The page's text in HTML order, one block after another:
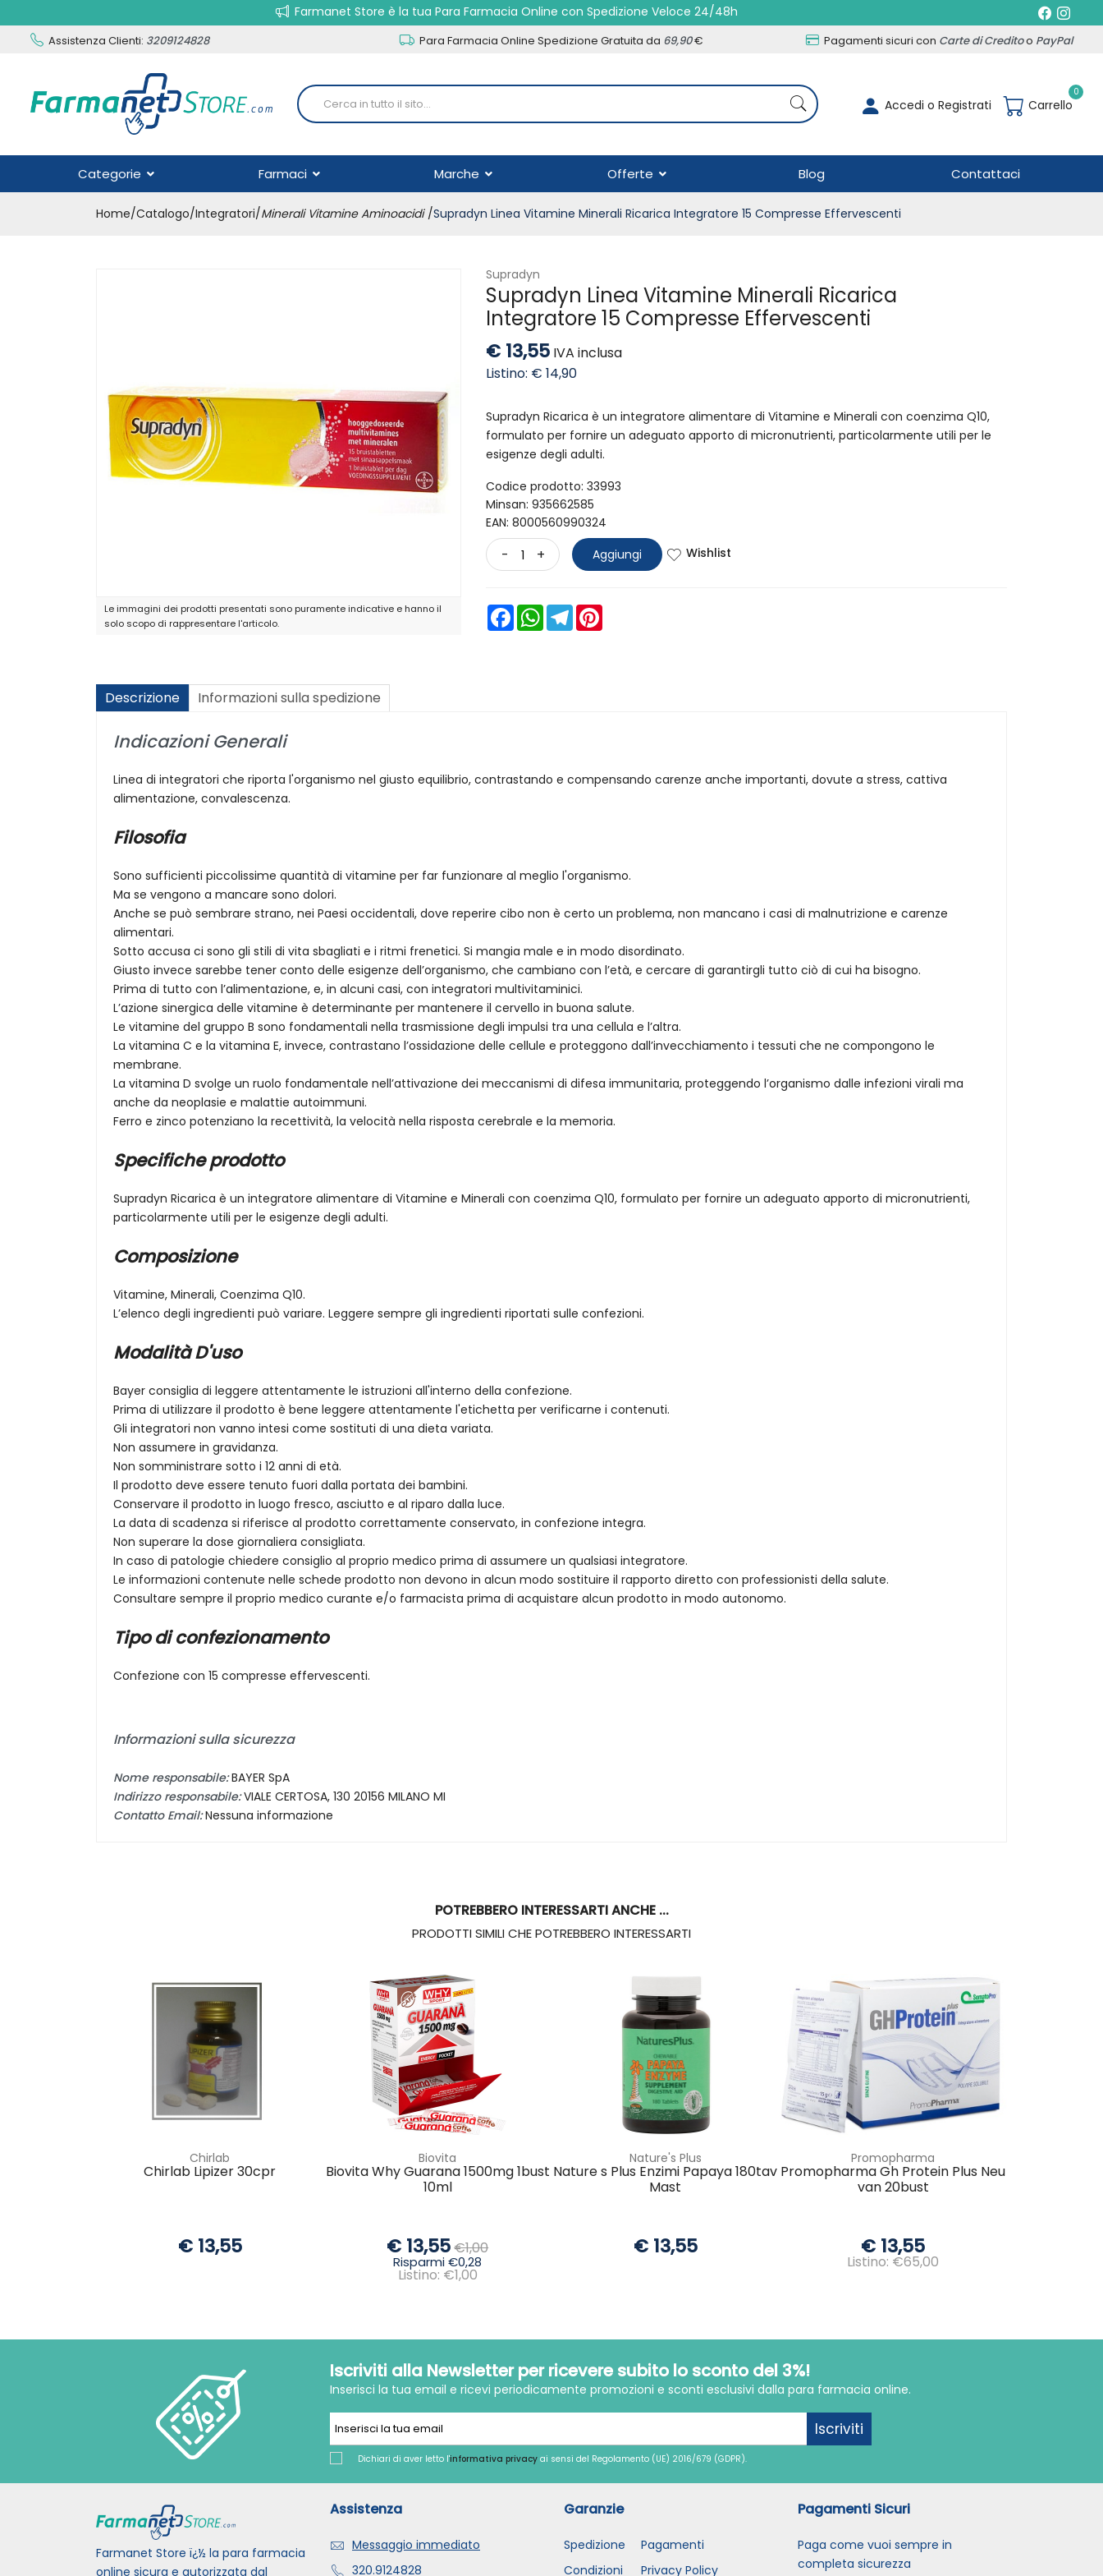
Farmanet Store è la tua Para Farmacia Online con Spedizione Veloce 24/48h
Assistenza Clienti: 3209124828 Para Farmacia Online Spedizione Gratuita da 69,90€ Pagamenti sicuri con Carte di Creditoo PayPal
Accedi o Registrati Carrello
0
Categorie Farmaci Marche Offerte Blog Contattaci
Home Catalogo/Integratori/Minerali Vitamine Aminoacidi Supradyn Linea Vitamine Minerali Ricarica Integratore 15 Compresse Effervescenti
Le immagini dei prodotti presentati sono puramente indicative e hanno il
solo scopo di rappresentare l'articolo.
Supradyn
Supradyn Linea Vitamine Minerali Ricarica
Integratore 15 Compresse Effervescenti
€ 13,55 IVA inclusa
Listino: € 14,90
Supradyn Ricarica è un integratore alimentare di Vitamine e Minerali con coenzima Q10,
formulato per fornire un adeguato apporto di micronutrienti, particolarmente utili per le
esigenze degli adulti.
Codice prodotto: 33993
Minsan: 935662585
EAN: 8000560990324
- + Aggiungi Wishlist
FacebookWhatsAppTelegram
Descrizione Informazioni sulla spedizione
Indicazioni Generali
Linea di integratori che riporta l'organismo nel giusto equilibrio, contrastando e compensando carenze anche importanti, dovute a stress, cattiva
alimentazione, convalescenza.
Filosofia
Sono sufficienti piccolissime quantità di vitamine per far funzionare al meglio l'organismo.
Ma se vengono a mancare sono dolori.
Anche se può sembrare strano, nei Paesi occidentali, dove reperire cibo non è certo un problema, non mancano i casi di malnutrizione e carenze
alimentari.
Sotto accusa ci sono gli stili di vita sbagliati e i ritmi frenetici. Si mangia male e in modo disordinato.
Giusto invece sarebbe tener conto delle esigenze dell’organismo, che cambiano con l’età, e cercare di garantirgli tutto ciò di cui ha bisogno.
Prima di tutto con l’alimentazione, e, in alcuni casi, con integratori multivitaminici.
L’azione sinergica delle vitamine è determinante per mantenere il cervello in buona salute.
Le vitamine del gruppo B sono fondamentali nella trasmissione degli impulsi tra una cellula e l’altra.
La vitamina C e la vitamina E, invece, contrastano l’ossidazione delle cellule e proteggono dall’invecchiamento i tessuti che ne compongono le
membrane.
La vitamina D svolge un ruolo fondamentale nell’attivazione dei meccanismi di difesa immunitaria, proteggendo l’organismo dalle infezioni virali ma
anche da neoplasie e malattie autoimmuni.
Ferro e zinco potenziano la recettività, la velocità nella risposta cerebrale e la memoria.
Specifiche prodotto
Supradyn Ricarica è un integratore alimentare di Vitamine e Minerali con coenzima Q10, formulato per fornire un adeguato apporto di micronutrienti,
particolarmente utili per le esigenze degli adulti.
Composizione
Vitamine, Minerali, Coenzima Q10.
L’elenco degli ingredienti può variare. Leggere sempre gli ingredienti riportati sulle confezioni.
Modalità D'uso
Bayer consiglia di leggere attentamente le istruzioni all'interno della confezione.
Prima di utilizzare il prodotto è bene leggere attentamente l'etichetta per verificarne i contenuti.
Gli integratori non vanno intesi come sostituti di una dieta variata.
Non assumere in gravidanza.
Non somministrare sotto i 12 anni di età.
Il prodotto deve essere tenuto fuori dalla portata dei bambini.
Conservare il prodotto in luogo fresco, asciutto e al riparo dalla luce.
La data di scadenza si riferisce al prodotto correttamente conservato, in confezione integra.
Non superare la dose giornaliera consigliata.
In caso di patologie chiedere consiglio al proprio medico prima di assumere un qualsiasi integratore.
Le informazioni contenute nelle schede prodotto non devono in alcun modo sostituire il rapporto diretto con professionisti della salute.
Consultare sempre il proprio medico curante e/o farmacista prima di acquistare alcun prodotto in modo autonomo.
Tipo di confezionamento
Confezione con 15 compresse effervescenti.
Informazioni sulla sicurezza
Nome responsabile:BAYER SpA
Indirizzo responsabile:VIALE CERTOSA, 130 20156 MILANO MI
Contatto Email:Nessuna informazione
POTREBBERO INTERESSARTI ANCHE ...
PRODOTTI SIMILI CHE POTREBBERO INTERESSARTI
Chirlab
Chirlab Lipizer 30cpr
€ 13,55
Biovita
Biovita Why Guarana 1500mg 1bust
10ml
€ 13,55€1,00
Risparmi €0,28
Listino: €1,00
Nature's Plus
Nature s Plus Enzimi Papaya 180tav
Mast
€ 13,55
Promopharma
Promopharma Gh Protein Plus Neu
van 20bust
€ 13,55
Listino: €65,00
Iscriviti alla Newsletter per ricevere subito lo sconto del 3%!
Inserisci la tua email e ricevi periodicamente promozioni e sconti esclusivi dalla para farmacia online.
Iscriviti
Dichiari di aver letto l'informativa privacy ai sensi del Regolamento (UE) 2016/679 (GDPR).
Farmanet Store ï¿½ la para farmacia
online sicura e autorizzata dal
Assistenza
Messaggio immediato
320.9124828
Garanzie
Spedizione
Pagamenti
Condizioni
Privacy Policy
Pagamenti Sicuri
Paga come vuoi sempre in
completa sicurezza